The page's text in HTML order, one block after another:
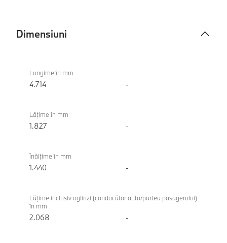
Dimensiuni
M340i
xDrive
Lungime în mm
4.714 -
Lăţime în mm
1.827 -
Înălţime în mm
1.440 -
Lăţime inclusiv oglinzi (conducător auto/partea pasagerului)
în mm
2.068 -